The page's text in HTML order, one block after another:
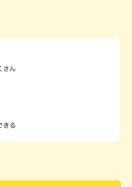
さん
きる